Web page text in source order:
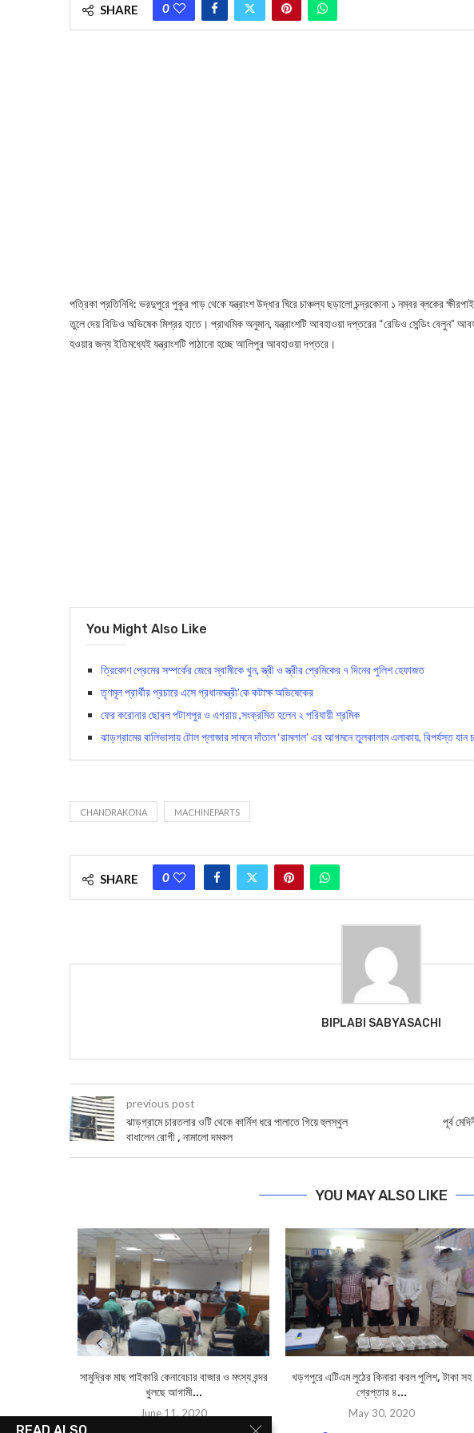
SHARE 0
পত্রিকা প্রতিনিধি: ভরদুপুরে পুকুর পাড় থেকে যন্ত্রাংশ উদ্ধার ঘিরে চাঞ্চল্য ছড়ালো চন্দ্রকোনা ১ নম্বর ব্লকের
তুলে দেয় বিডিও অভিষেক মিশ্রর হাতে। প্রাথমিক অনুমান, যন্ত্রাংশটি আবহাওয়া দপ্তরের “রেডিও সেন্ডিং বেলুন”
হওয়ার জন্য ইতিমধ্যেই যন্ত্রাংশটি পাঠানো হচ্ছে আলিপুর আবহাওয়া দপ্তরে।
You Might Also Like
ত্রিকোণ প্রেমের সম্পর্কের জেরে স্বামীকে খুন, স্ত্রী ও স্ত্রীর প্রেমিকের ৭ দিনের পুলিশ হেফাজত
তৃণমূল প্রার্থীর প্রচারে এসে প্রধানমন্ত্রী’কে কটাক্ষ অভিষেকের
ফের করোনার ছোবল পটাশপুর ও এগরায় ,সংক্রমিত হলেন ২ পরিযায়ী শ্রমিক
ঝাড়গ্রামের বালিভাসায় টোল প্লাজার সামনে দাঁতাল ‘রামলাল’ এর আগমনে তুলকালাম এলাকায়, বিপর্যস্ত যান
CHANDRAKONA MACHINEPARTS
SHARE 0
BIPLABI SABYASACHI
previous post
ঝাড়গ্রামে চারতলার ওটি থেকে কার্নিশ ধরে পালাতে গিয়ে হুলস্থুল
বাধালেন রোগী , নামালো দমকল
পূর্ব
YOU MAY ALSO LIKE
সামুদ্রিক মাছ পাইকারি কেনাবেচার বাজার ও মৎস্য বন্দর
খুলছে আগামী...
June 11, 2020
খড়গপুরে এটিএম লুঠের কিনারা করল পুলিশ, টাকা সহ
গ্রেপ্তার ৪...
May 30, 2020